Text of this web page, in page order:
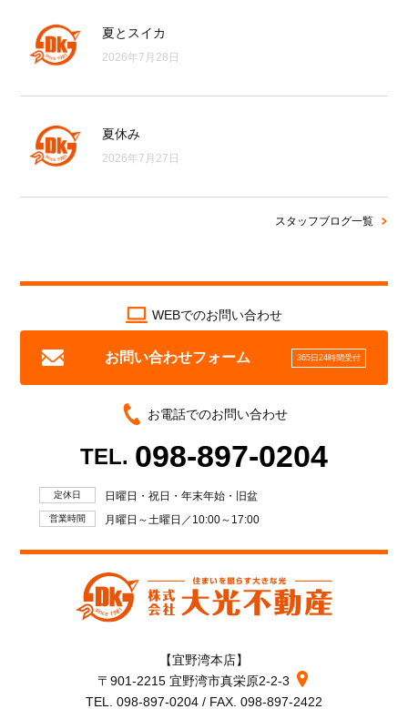
夏とスイカ
2026年7月28日
夏休み
2026年7月27日
スタッフブログ一覧
WEBでのお問い合わせ
お問い合わせフォーム 365日24時間受付
お電話でのお問い合わせ
TEL. 098-897-0204
定休日 日曜日・祝日・年末年始・旧盆
営業時間 月曜日～土曜日／10:00～17:00
【宜野湾本店】
〒901-2215 宜野湾市真栄原2-2-3
TEL. 098-897-0204 / FAX. 098-897-2422